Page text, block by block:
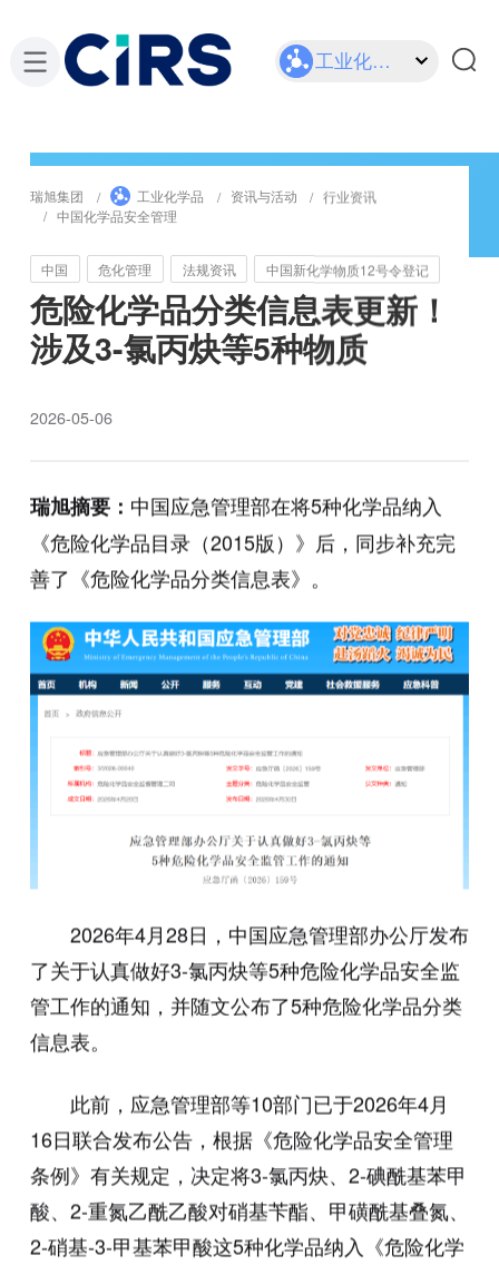
工业化学品
瑞旭集团 工业化学品 资讯与活动
行业资讯
中国化学品安全管理
中国 危化管理 法规资讯 中国新化学物质12号令登记
危险化学品分类信息表更新！
涉及3-氯丙炔等5种物质
2026-05-06
瑞旭摘要： 中国应急管理部在将5种化学品纳入
《危险化学品目录（2015版）》后，同步补充完
善了《危险化学品分类信息表》。
2026年4月28日，中国应急管理部办公厅发布
了关于认真做好3-氯丙炔等5种危险化学品安全监
管工作的通知，并随文公布了5种危险化学品分类
信息表。
此前，应急管理部等10部门已于2026年4月
16日联合发布公告，根据《危险化学品安全管理
条例》有关规定，决定将3-氯丙炔、2-碘酰基苯甲
酸、2-重氮乙酰乙酸对硝基苄酯、甲磺酰基叠氮、
2-硝基-3-甲基苯甲酸这5种化学品纳入《危险化学